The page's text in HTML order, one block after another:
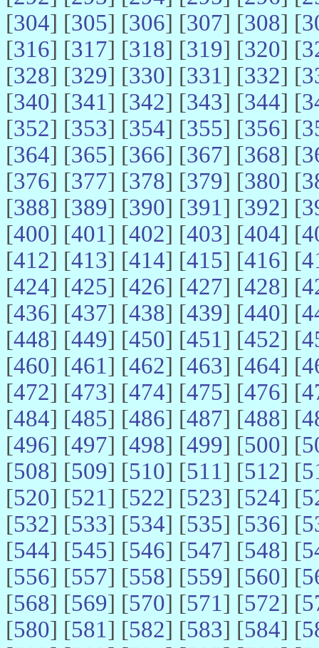
[304] [305] [306] [307] [308] [
[316] [317] [318] [319] [320] [
[328] [329] [330] [331] [332] [
[340] [341] [342] [343] [344] [
[352] [353] [354] [355] [356] [
[364] [365] [366] [367] [368] [
[376] [377] [378] [379] [380] [
[388] [389] [390] [391] [392] [
[400] [401] [402] [403] [404] [
[412] [413] [414] [415] [416] [
[424] [425] [426] [427] [428] [
[436] [437] [438] [439] [440] [
[448] [449] [450] [451] [452] [
[460] [461] [462] [463] [464] [
[472] [473] [474] [475] [476] [
[484] [485] [486] [487] [488] [
[496] [497] [498] [499] [500] [
[508] [509] [510] [511] [512] [
[520] [521] [522] [523] [524] [
[532] [533] [534] [535] [536] [
[544] [545] [546] [547] [548] [
[556] [557] [558] [559] [560] [
[568] [569] [570] [571] [572] [
[580] [581] [582] [583] [584] [